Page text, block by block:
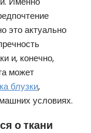
это актуально
и, конечно,
может
блузки,
условиях.
о ткани